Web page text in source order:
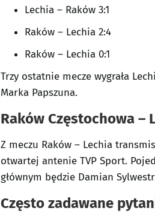
Lechia – Raków 3:1
Raków – Lechia 2:4
Raków – Lechia 0:1
Trzy ostatnie mecze wygrała
Marka Papszuna.
Raków Częstochowa –
Z meczu Raków – Lechia
otwartej antenie TVP Sport.
głównym będzie Damian
Często zadawane